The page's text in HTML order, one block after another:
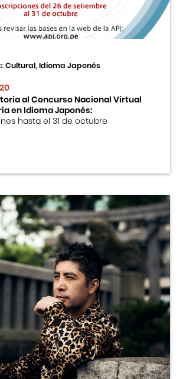
Cultural, Idioma Japonés
al Concurso Nacional Virtual
en Idioma Japonés:
hasta el 31 de octubre